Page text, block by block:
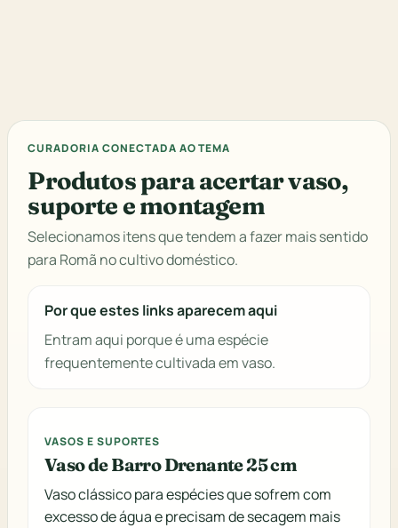
CURADORIA CONECTADA AO TEMA
Produtos para acertar vaso,
suporte e montagem
Selecionamos itens que tendem a fazer mais sentido
para Romã no cultivo doméstico.
Por que estes links aparecem aqui
Entram aqui porque é uma espécie
frequentemente cultivada em vaso.
VASOS E SUPORTES
Vaso de Barro Drenante 25 cm
Vaso clássico para espécies que sofrem com
excesso de água e precisam de secagem mais